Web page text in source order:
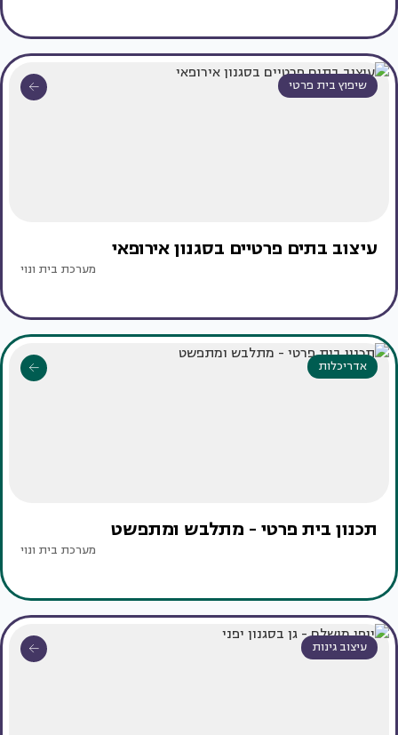
שיפוץ בית פרטי
עיצוב בתים פרטיים בסגנון אירופאי
מערכת בית ונוי
אדריכלות
תכנון בית פרטי - מתלבש ומתפשט
מערכת בית ונוי
עיצוב גינות